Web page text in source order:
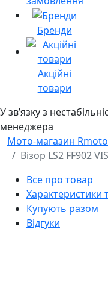
Бренди
Акційні
товари
У звʼязку з
менеджера
Мото-магазин Rmoto
Візор LS2 FF902
Все про товар
Характеристики
Купують разом
Відгуки